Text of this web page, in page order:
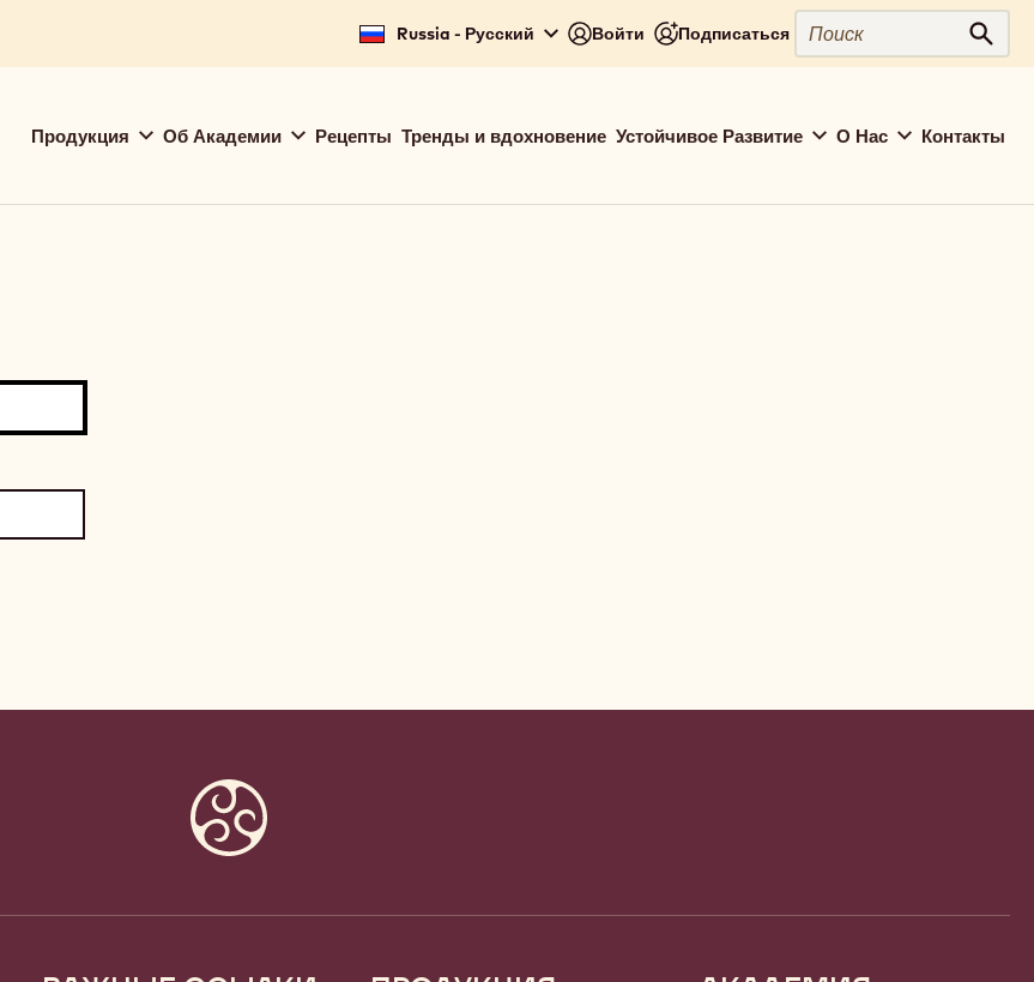
Russia - Русский Войти Подписаться
Поиск
Поиск
navigation
Продукция Об Академии Рецепты Тренды и вдохновение Устойчивое Развитие О Нас Контакты